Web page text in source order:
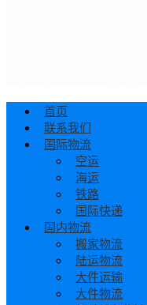
首页
联系我们
国际物流
空运
海运
铁路
国际快递
国内物流
搬家物流
陆运物流
大件运输
大件物流